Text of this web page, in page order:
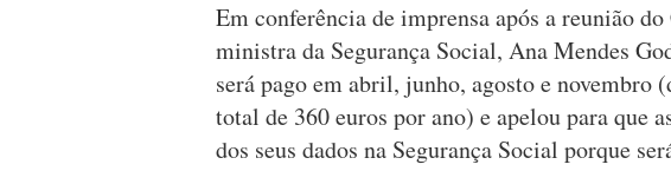
Em conferência de imprensa após a reunião
ministra da Segurança Social, Ana Mendes
será pago em abril, junho, agosto e novembro
total de 360 euros por ano) e apelou para que
dos seus dados na Segurança Social porque